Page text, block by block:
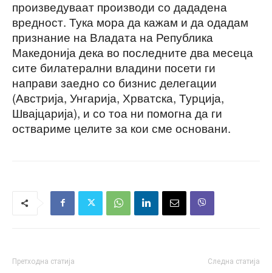
произведуваат производи со дададена
вредност. Тука мора да кажам и да одадам
признание на Владата на Република
Македонија дека во последните два месеца
сите билатерални владини посети ги
направи заедно со бизнис делегации
(Австрија, Унгарија, Хрватска, Турција,
Швајцарија), и со тоа ни помогна да ги
оствариме целите за кои сме основани.
Претходна статија Следна статија